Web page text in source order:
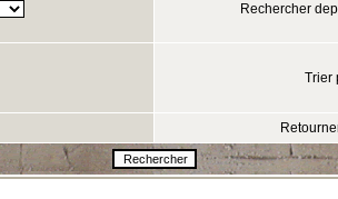
Rechercher
Trier